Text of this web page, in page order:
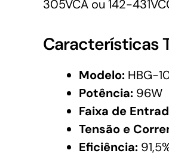
305VCA ou 142-
Características
Modelo: HBG-
Potência: 96W
Faixa de
Tensão e
Eficiência: